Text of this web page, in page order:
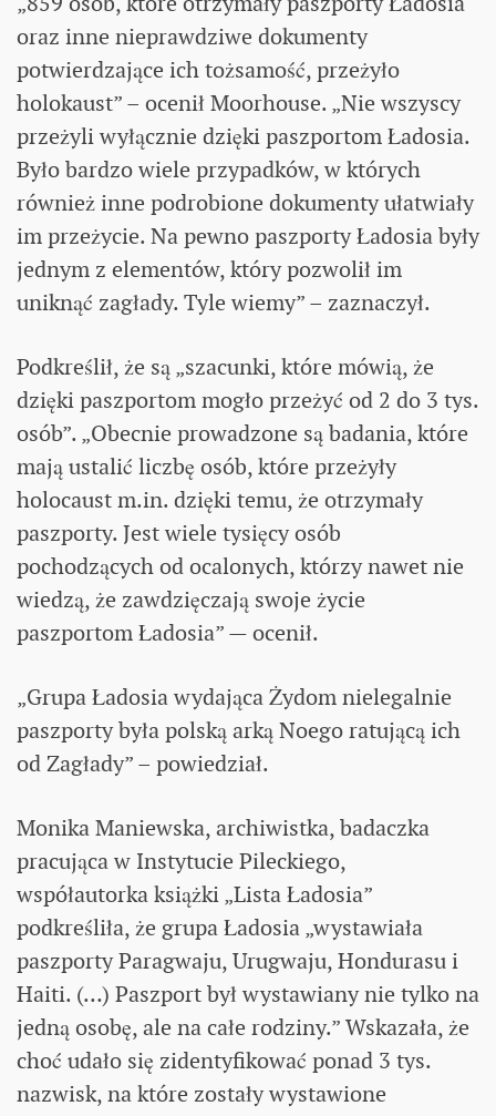
oraz inne nieprawdziwe dokumenty
potwierdzające ich tożsamość, przeżyło
holokaust” – ocenił Moorhouse. „Nie wszyscy
przeżyli wyłącznie dzięki paszportom Ładosia.
Było bardzo wiele przypadków, w których
również inne podrobione dokumenty ułatwiały
im przeżycie. Na pewno paszporty Ładosia były
jednym z elementów, który pozwolił im
uniknąć zagłady. Tyle wiemy” – zaznaczył.
Podkreślił, że są „szacunki, które mówią, że
dzięki paszportom mogło przeżyć od 2 do 3 tys.
osób”. „Obecnie prowadzone są badania, które
mają ustalić liczbę osób, które przeżyły
holocaust m.in. dzięki temu, że otrzymały
paszporty. Jest wiele tysięcy osób
pochodzących od ocalonych, którzy nawet nie
wiedzą, że zawdzięczają swoje życie
paszportom Ładosia” — ocenił.
„Grupa Ładosia wydająca Żydom nielegalnie
paszporty była polską arką Noego ratującą ich
od Zagłady” – powiedział.
Monika Maniewska, archiwistka, badaczka
pracująca w Instytucie Pileckiego,
współautorka książki „Lista Ładosia”
podkreśliła, że grupa Ładosia „wystawiała
paszporty Paragwaju, Urugwaju, Hondurasu i
Haiti. (…) Paszport był wystawiany nie tylko na
jedną osobę, ale na całe rodziny.” Wskazała, że
choć udało się zidentyfikować ponad 3 tys.
nazwisk, na które zostały wystawione